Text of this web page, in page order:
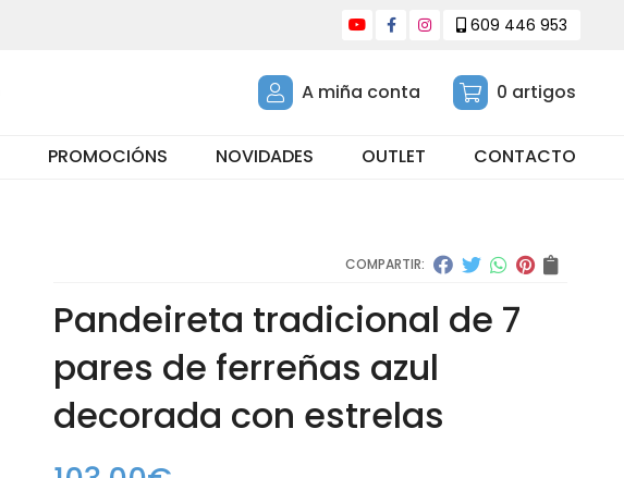
609 446 953
A miña conta 0 artigos
PROMOCIÓNS NOVIDADES OUTLET CONTACTO
COMPARTIR:
Pandeireta tradicional de 7
pares de ferreñas azul
decorada con estrelas